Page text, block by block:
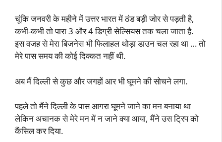
चूंकि जनवरी के महीने में उत्तर भारत में ठंड बड़ी जोर से पड़ती है,
कभी-कभी तो पारा 3 और 4 डिग्री सेल्सियस तक चला जाता है.
इस वजह से मेरा बिजनेस भी फिलाहल थोड़ा डाउन चल रहा था … तो
मेरे पास समय की कोई दिक्कत नहीं थी.
अब मैं दिल्ली से कुछ और जगहों आर भी घूमने की सोचने लगा.
पहले तो मैंने दिल्ली के पास आगरा घूमने जाने का मन बनाया था
लेकिन अचानक से मेरे मन में न जाने क्या आया, मैंने उस ट्रिप को
कैंसिल कर दिया.